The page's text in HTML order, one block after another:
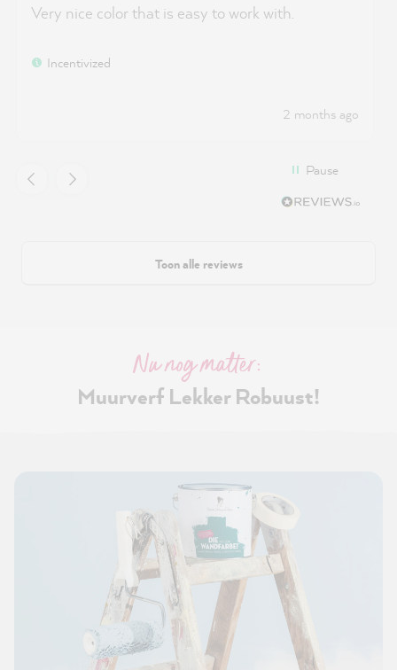
Very nice color that is easy to work with.
Incentivized
2 months ago
Pause
Toon alle reviews
Nu nog matter:
Muurverf Lekker Robuust!